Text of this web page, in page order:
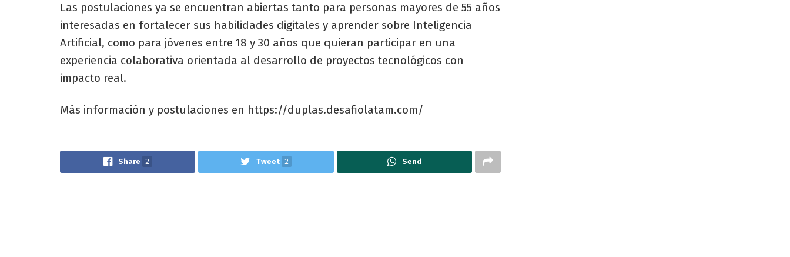
Las postulaciones ya se encuentran abiertas tanto para personas mayores de 55 años
interesadas en fortalecer sus habilidades digitales y aprender sobre Inteligencia
Artificial, como para jóvenes entre 18 y 30 años que quieran participar en una
experiencia colaborativa orientada al desarrollo de proyectos tecnológicos con
impacto real.
Más información y postulaciones en https://duplas.desafiolatam.com/
Share 2 Tweet 2 Send